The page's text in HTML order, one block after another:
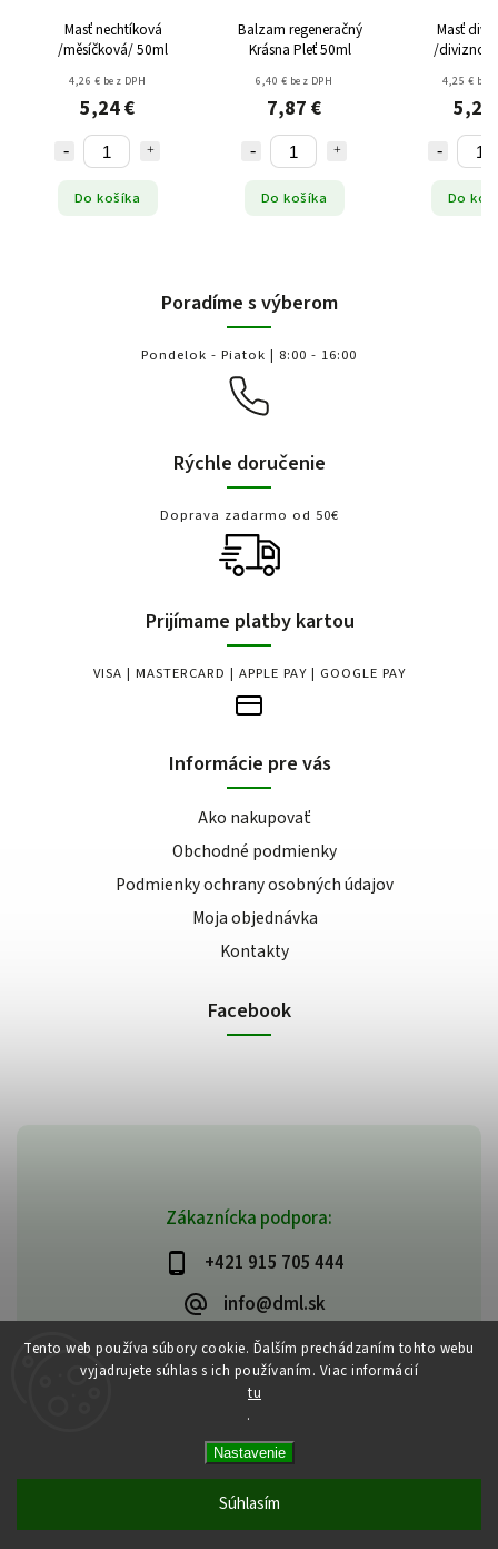
Tento web používa súbory cookie. Ďalším prechádzaním tohto webu
vyjadrujete súhlas s ich používaním. Viac informácií
tu
.
Nastavenie
Súhlasím
Masť nechtíková
/měsíčková/ 50ml
4,26 € bez DPH
5,24 €
Do košíka
Balzam regeneračný
Krásna Pleť 50ml
6,40 € bez DPH
7,87 €
Do košíka
Masť
/
4,25 € bez
5,23
Do
Zákaznícka podpora:
+421 915 705 444
info@dml.sk
Poradíme s výberom
Pondelok - Piatok | 8:00 - 16:00
Rýchle doručenie
Doprava zadarmo od 50€
Prijímame platby kartou
VISA | MASTERCARD | APPLE PAY | GOOGLE PAY
Informácie pre vás
Ako nakupovať
Obchodné podmienky
Podmienky ochrany osobných údajov
Moja objednávka
Kontakty
Facebook
bifeedus | BIO | DIA | BEZLEPKOVÉ POTRAVINY
Shoptet| Design